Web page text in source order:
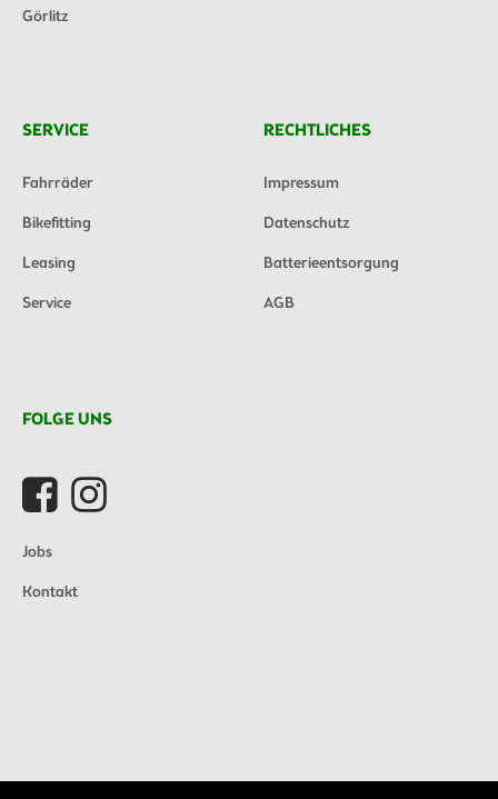
Görlitz
SERVICE
Fahrräder
Bikefitting
Leasing
Service
RECHTLICHES
Impressum
Datenschutz
Batterieentsorgung
AGB
FOLGE UNS
Jobs
Kontakt